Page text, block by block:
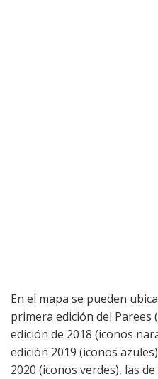
En el mapa se pueden
primera edición del Parees
edición de 2018 (iconos
edición 2019 (iconos
2020 (iconos verdes), las